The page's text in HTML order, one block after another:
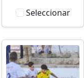
Seleccionar